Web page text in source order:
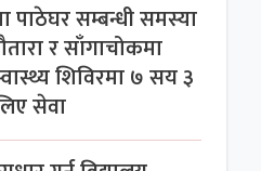
पाठेघर सम्बन्धी समस्या
र साँगाचोकमा
शिविरमा ७ सय ३
सेवा